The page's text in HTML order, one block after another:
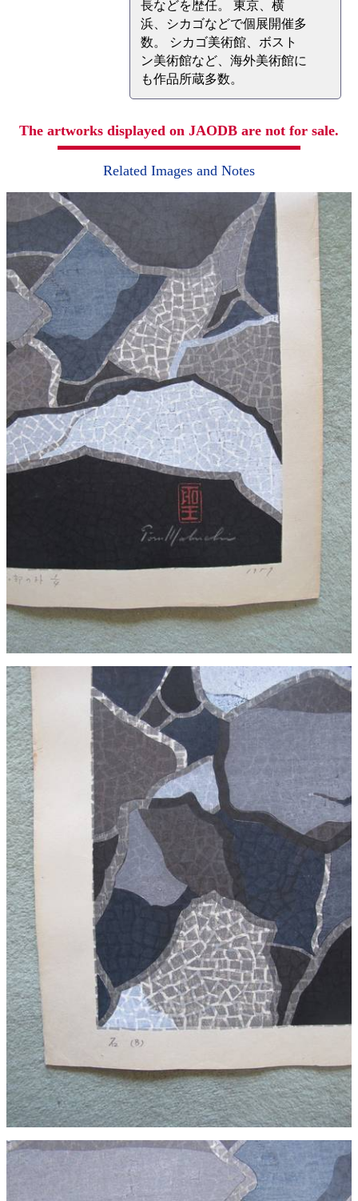
長などを歴任。 東京、横
浜、シカゴなどで個展開催多
数。 シカゴ美術館、ボスト
ン美術館など、海外美術館に
も作品所蔵多数。
The artworks displayed on JAODB are not for sale.
Related Images and Notes